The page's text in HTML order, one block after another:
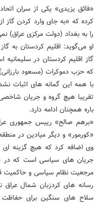
«فائق یزیدی» یکی از سران
کرده که «به جای وارد کردن گاز
را به بغداد (دولت مرکزی عراق)
او می‌گوید: اقلیم کردستان به
گاز اقلیم کردستان در سلیمانیه
که حزب دموکرات (مسعود
با همه این گمانه های اثبات
تقریبا هیچ گروه و جریان
باره همچنان ادامه دارد.
«برهم صالح» رییس جمهوری
«کورمور» و دیگر میادین در
وی اضافه کرد که هیچ گزینه
جریان های سیاسی است که در
مرجعیت نظام سیاسی و حاکمیت
رسانه های کردزبان شمال عراق
سلاح های سنگین برای حفاظت